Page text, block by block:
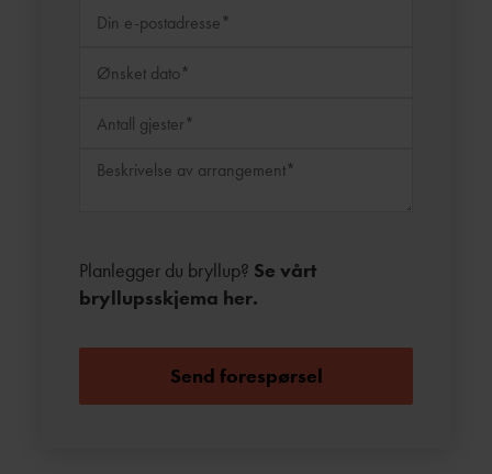
Planlegger du bryllup? Se vårt
bryllupsskjema her.